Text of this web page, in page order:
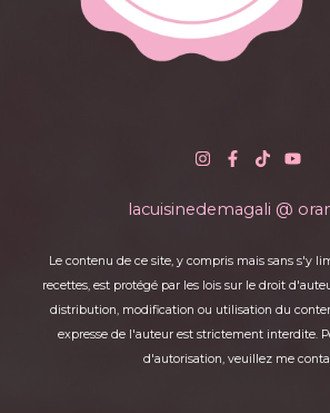
lacuisinedemagali @
Le contenu de ce site, y compris mais sans s'y
recettes, est protégé par les lois sur le droit
distribution, modification ou utilisation du
expresse de l'auteur est strictement interdite.
d'autorisation, veuillez me